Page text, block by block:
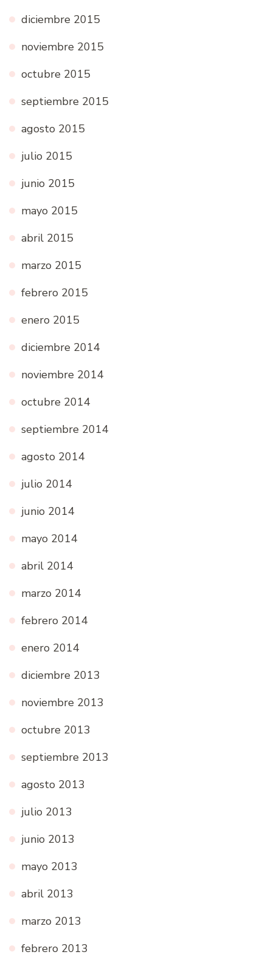
diciembre 2015
noviembre 2015
octubre 2015
septiembre 2015
agosto 2015
julio 2015
junio 2015
mayo 2015
abril 2015
marzo 2015
febrero 2015
enero 2015
diciembre 2014
noviembre 2014
octubre 2014
septiembre 2014
agosto 2014
julio 2014
junio 2014
mayo 2014
abril 2014
marzo 2014
febrero 2014
enero 2014
diciembre 2013
noviembre 2013
octubre 2013
septiembre 2013
agosto 2013
julio 2013
junio 2013
mayo 2013
abril 2013
marzo 2013
febrero 2013